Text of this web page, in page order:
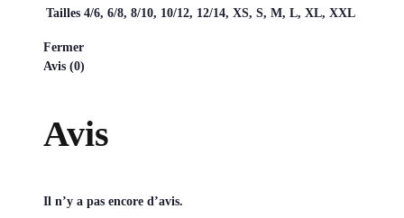
Tailles 4/6, 6/8, 8/10, 10/12, 12/14, XS, S, M, L, XL, XXL
Fermer
Avis (0)
Avis
Il n’y a pas encore d’avis.